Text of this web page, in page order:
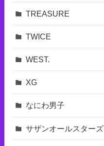
TREASURE
TWICE
WEST.
XG
なにわ男子
サザンオールスターズ